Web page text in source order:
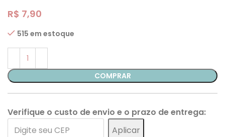
R$ 7,90
515 em estoque
COMPRAR
Verifique o custo de envio e o prazo de entrega:
Aplicar